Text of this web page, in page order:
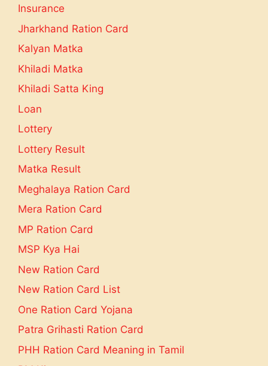
Insurance
Jharkhand Ration Card
Kalyan Matka
Khiladi Matka
Khiladi Satta King
Loan
Lottery
Lottery Result
Matka Result
Meghalaya Ration Card
Mera Ration Card
MP Ration Card
MSP Kya Hai
New Ration Card
New Ration Card List
One Ration Card Yojana
Patra Grihasti Ration Card
PHH Ration Card Meaning in Tamil